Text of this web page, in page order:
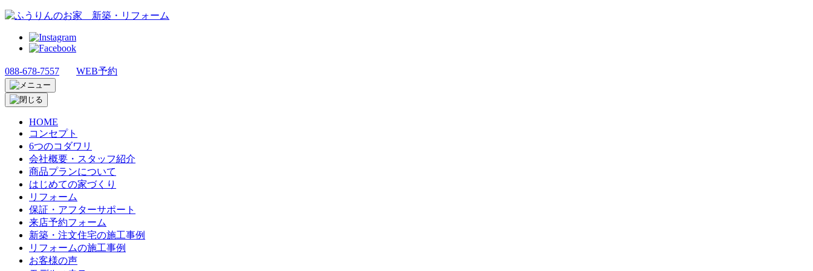
088-678-7557 WEB予約
HOME
コンセプト
6つのコダワリ
会社概要・スタッフ紹介
商品プランについて
はじめての家づくり
リフォーム
保証・アフターサポート
来店予約フォーム
新築・注文住宅の施工事例
リフォームの施工事例
お客様の声